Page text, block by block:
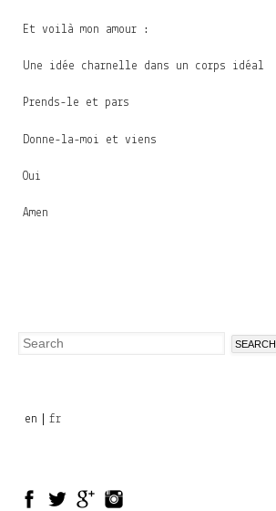
Et voilà mon amour :
Une idée charnelle dans un corps idéal
Prends-le et pars
Donne-la-moi et viens
Oui
Amen
Search
en fr